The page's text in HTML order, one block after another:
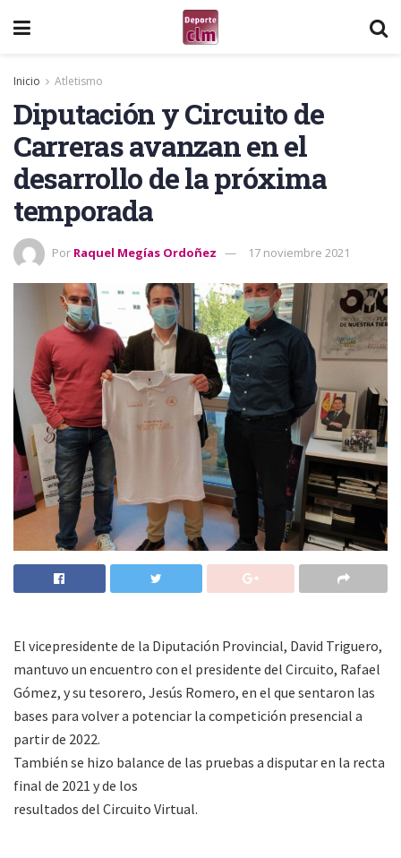
Inicio Atletismo
Diputación y Circuito de
Carreras avanzan en el
desarrollo de la próxima
temporada
Por Raquel Megías Ordoñez 17 noviembre 2021
El vicepresidente de la Diputación Provincial, David Triguero,
mantuvo un encuentro con el presidente del Circuito, Rafael
Gómez, y su tesorero, Jesús Romero, en el que sentaron las
bases para volver a potenciar la competición presencial a
partir de 2022.
También se hizo balance de las pruebas a disputar en la recta
final de 2021 y de los
resultados del Circuito Virtual.